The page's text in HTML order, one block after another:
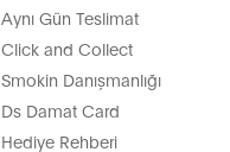
Aynı Gün Teslimat
Click and Collect
Smokin Danışmanlığı
Ds Damat Card
Hediye Rehberi